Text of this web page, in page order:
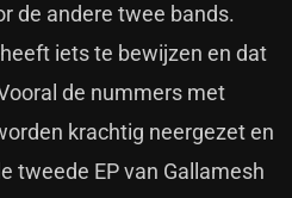
de andere twee bands.
iets te bewijzen en dat
de nummers met
krachtig neergezet en
tweede EP van Gallamesh